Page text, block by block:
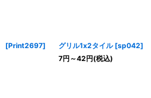
[Print2697]
グリル1x2タイル [sp042]
7円 ～42円(税込)